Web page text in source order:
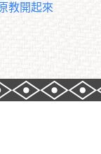
教開起來